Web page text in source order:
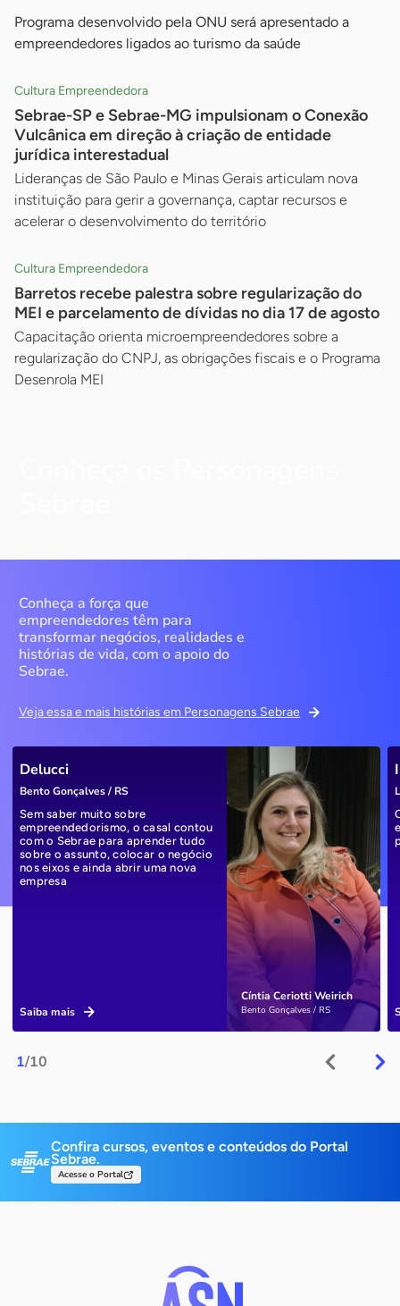
Programa desenvolvido pela ONU será apresentado a
empreendedores ligados ao turismo da saúde
Cultura Empreendedora
Sebrae-SP e Sebrae-MG impulsionam o Conexão
Vulcânica em direção à criação de entidade
jurídica interestadual
Lideranças de São Paulo e Minas Gerais articulam nova
instituição para gerir a governança, captar recursos e
acelerar o desenvolvimento do território
Cultura Empreendedora
Barretos recebe palestra sobre regularização do
MEI e parcelamento de dívidas no dia 17 de agosto
Capacitação orienta microempreendedores sobre a
regularização do CNPJ, as obrigações fiscais e o Programa
Desenrola MEI
Conheça a força que
empreendedores têm para
transformar negócios, realidades e
histórias de vida, com o apoio do
Sebrae.
Veja essa e mais histórias em Personagens Sebrae
1/10
Cíntia Ceriotti Weirich
Bento Gonçalves / RS
Delucci
Bento Gonçalves / RS
Sem saber muito sobre
empreendedorismo, o casal contou
com o Sebrae para aprender tudo
sobre o assunto, colocar o negócio
nos eixos e ainda abrir uma nova
empresa
Saiba mais
Confira cursos, eventos e conteúdos do Portal
Sebrae.
Acesse o Portal